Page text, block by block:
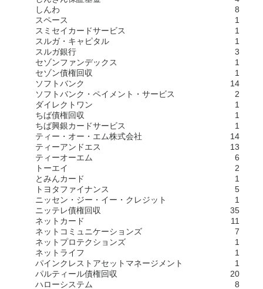
しんわ
8
スペース
1
スミセイカードサービス
1
スルガ・キャピタル
1
スルガ銀行
3
セゾンファンデックス
1
セゾン債権回収
1
ソフトバンク
14
ソフトバンク・ペイメント・サービス
2
ダイレクトワン
1
ちば債権回収
1
ちば興銀カードサービス
1
ティー・オー・エム株式会社
14
ティーアンドエス
13
ティーオーエム
6
トーエイ
2
とみんカード
1
トヨタファイナンス
5
ニッセン・ジー・イー・クレジット
1
ニッテレ債権回収
35
ネットカード
11
ネットコミュニケーションズ
7
ネットプロテクションズ
1
ネットライフ
1
パインクレストアセットマネージメント
1
パルティール債権回収
20
ハローシステム
8